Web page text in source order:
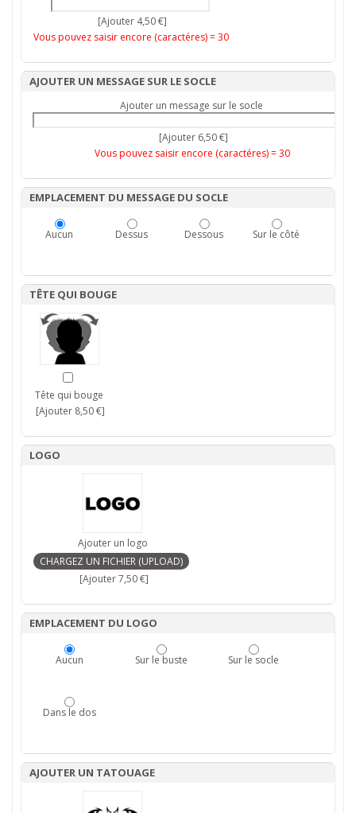
[Ajouter 4,50 €]
Vous pouvez saisir encore (caractéres) =30
AJOUTER UN MESSAGE SUR LE SOCLE
Ajouter un message sur le socle
[Ajouter 6,50 €]
Vous pouvez saisir encore (caractéres) =30
EMPLACEMENT DU MESSAGE DU SOCLE
Aucun Dessus Dessous Sur le côté
TÊTE QUI BOUGE
Tête qui bouge
[Ajouter 8,50 €]
LOGO
Ajouter un logo
[Ajouter 7,50 €]
EMPLACEMENT DU LOGO
Aucun Sur le buste Sur le socle
Dans le dos
AJOUTER UN TATOUAGE